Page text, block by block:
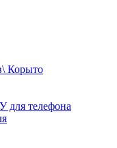
Корыто
для телефона